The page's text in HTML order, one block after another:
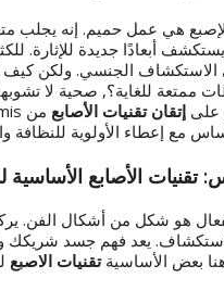
هي عمل حميم. إنه يجلب
أبعادًا جديدة للإثارة.
الاستكشاف الجنسي. ولكن كيف
ممتعة للغاية؟, صحية لا
على إتقان تقنيات الأصابع
مع إعطاء الأولوية للنظافة
تقنيات الأصابع الأساسية
هو شكل من أشكال الفن.
يعد فهم جسد شريكك
بعض الأساسيةتقنيات الاصبع